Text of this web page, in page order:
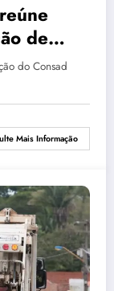
de
agosto
do Consad
Mais Informação